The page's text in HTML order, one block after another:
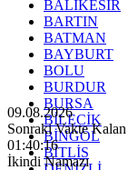
BALIKESİR
BARTIN
BATMAN
BAYBURT
BOLU
BURDUR
BURSA
BİLECİK
BİNGÖL
BİTLİS
09.08.2026
Sonraki Vakte Kalan
01:40:14
İkindi Namazı